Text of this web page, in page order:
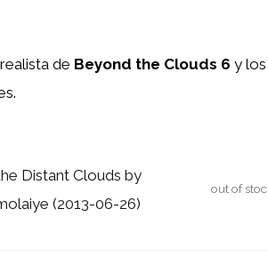
de Beyond the Clouds 6 y
Distant Clouds by
(2013-06-26)
out of